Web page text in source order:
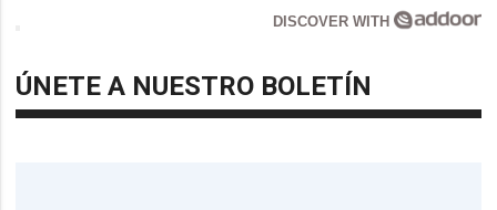
DISCOVER WITH
ÚNETE A NUESTRO BOLETÍN